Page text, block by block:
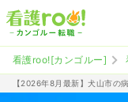
看護roo![カンゴルー]
【2026年8月最新】犬山市の